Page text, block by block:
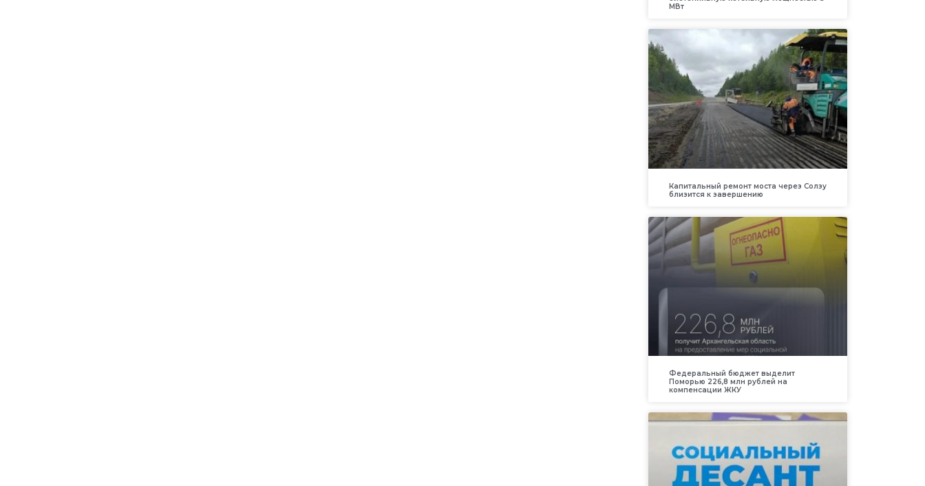
МВт
Капитальный ремонт моста через Солзу
близится к завершению
Федеральный бюджет выделит
Поморью 226,8 млн рублей на
компенсации ЖКУ